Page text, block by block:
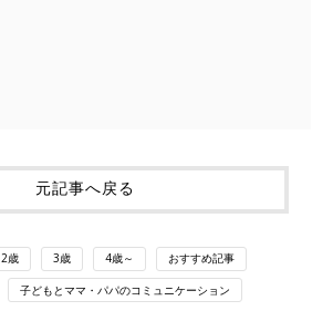
元記事へ戻る
2歳 3歳 4歳～ おすすめ記事
子どもとママ・パパのコミュニケーション